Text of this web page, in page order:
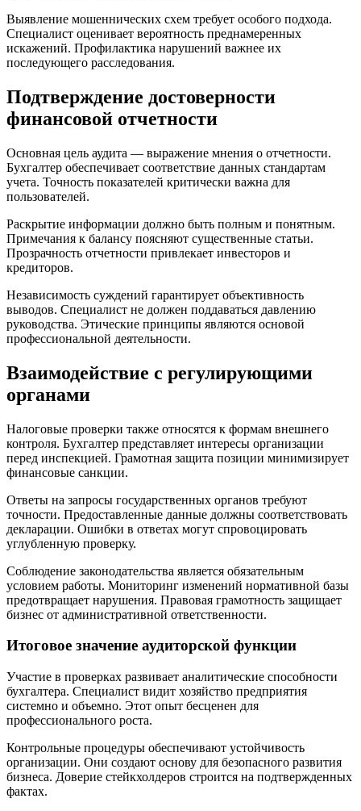
Выявление мошеннических схем требует особого подхода.
Специалист оценивает вероятность преднамеренных
искажений. Профилактика нарушений важнее их
последующего расследования.
Подтверждение достоверности
финансовой отчетности
Основная цель аудита — выражение мнения о отчетности.
Бухгалтер обеспечивает соответствие данных стандартам
учета. Точность показателей критически важна для
пользователей.
Раскрытие информации должно быть полным и понятным.
Примечания к балансу поясняют существенные статьи.
Прозрачность отчетности привлекает инвесторов и
кредиторов.
Независимость суждений гарантирует объективность
выводов. Специалист не должен поддаваться давлению
руководства. Этические принципы являются основой
профессиональной деятельности.
Взаимодействие с регулирующими
органами
Налоговые проверки также относятся к формам внешнего
контроля. Бухгалтер представляет интересы организации
перед инспекцией. Грамотная защита позиции минимизирует
финансовые санкции.
Ответы на запросы государственных органов требуют
точности. Предоставленные данные должны соответствовать
декларации. Ошибки в ответах могут спровоцировать
углубленную проверку.
Соблюдение законодательства является обязательным
условием работы. Мониторинг изменений нормативной базы
предотвращает нарушения. Правовая грамотность защищает
бизнес от административной ответственности.
Итоговое значение аудиторской функции
Участие в проверках развивает аналитические способности
бухгалтера. Специалист видит хозяйство предприятия
системно и объемно. Этот опыт бесценен для
профессионального роста.
Контрольные процедуры обеспечивают устойчивость
организации. Они создают основу для безопасного развития
бизнеса. Доверие стейкхолдеров строится на подтвержденных
фактах.